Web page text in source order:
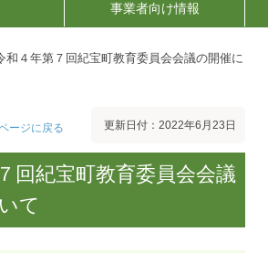
事業者向け情報
和４年第７回紀宝町教育委員会会議の開催に
ージに戻る 更新日付：2022年6月23日
回紀宝町教育委員会会議
て